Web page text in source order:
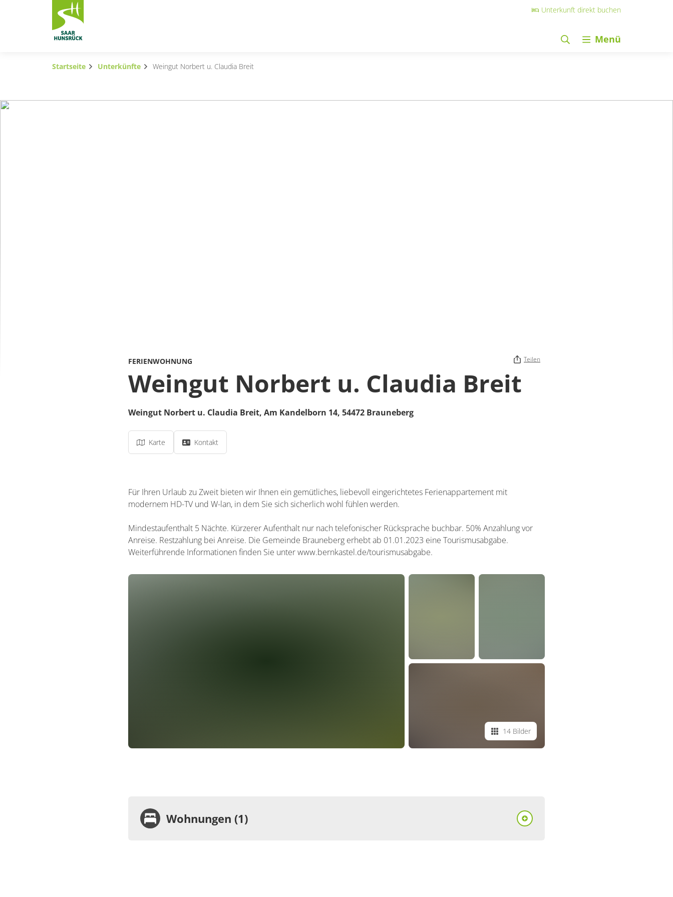
Zum Hauptinhalt springen
Unterkunft direkt buchen
Menü
Subnavigation umschalten
Startseite Unterkünfte Weingut Norbert u. Claudia Breit
FERIENWOHNUNG Teilen
Weingut Norbert u. Claudia Breit
Weingut Norbert u. Claudia Breit, Am Kandelborn 14, 54472 Brauneberg
Karte Kontakt
Für Ihren Urlaub zu Zweit bieten wir Ihnen ein gemütliches, liebevoll eingerichtetes Ferienappartement mit
modernem HD-TV und W-lan, in dem Sie sich sicherlich wohl fühlen werden.
Mindestaufenthalt 5 Nächte. Kürzerer Aufenthalt nur nach telefonischer Rücksprache buchbar. 50% Anzahlung vor
Anreise. Restzahlung bei Anreise. Die Gemeinde Brauneberg erhebt ab 01.01.2023 eine Tourismusabgabe.
Weiterführende Informationen finden Sie unter www.bernkastel.de/tourismusabgabe.
14 Bilder
Wohnungen (1)